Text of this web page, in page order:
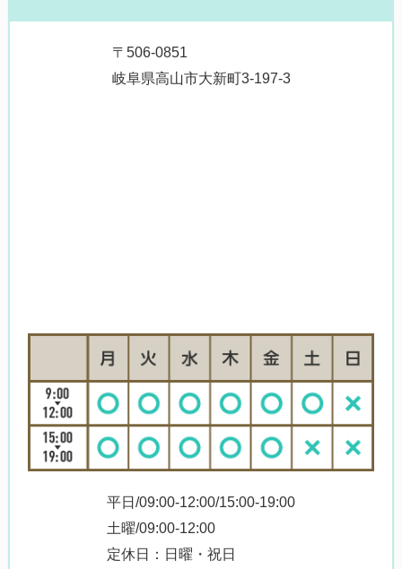
〒506-0851
岐阜県高山市大新町3-197-3
平日/09:00-12:00/15:00-19:00
土曜/09:00-12:00
定休日：日曜・祝日